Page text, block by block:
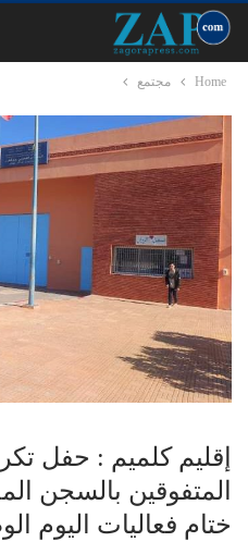
Home مجتمع
إقليم كلميم : حفل
المتفوقين بالسجن
ختام فعاليات اليوم